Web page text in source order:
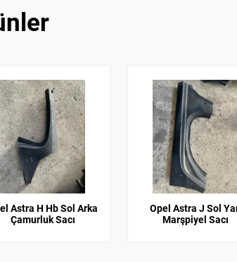
Astra H Hb Sol Arka
Çamurluk Sacı
Opel Astra J Sol
Marşpiyel Sacı